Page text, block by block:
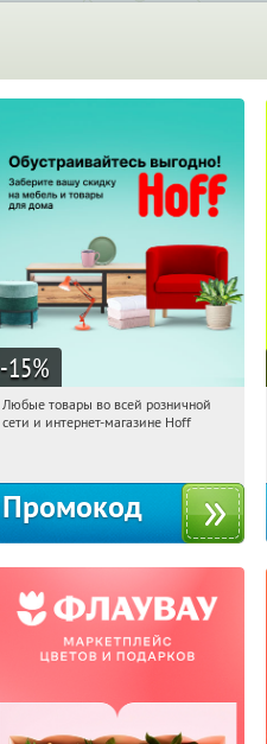
-15%
16:42:36 Получили:
Любые товары во всей розничной
сети и интернет-магазине Hoff
Промокод